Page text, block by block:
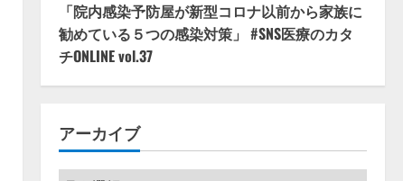
「院内感染予防屋が新型コロナ以前から家族に
勧めている５つの感染対策」 #SNS医療のカタ
チONLINE vol.37
アーカイブ